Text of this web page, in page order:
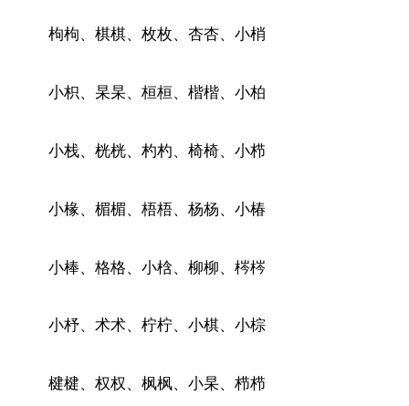
枸枸、棋棋、枚枚、杏杏、小梢
小枳、杲杲、桓桓、楷楷、小柏
小栈、桄桄、杓杓、椅椅、小栉
小椽、楣楣、梧梧、杨杨、小椿
小棒、格格、小梒、柳柳、梣梣
小杼、术术、柠柠、小棋、小棕
楗楗、权权、枫枫、小杲、栉栉